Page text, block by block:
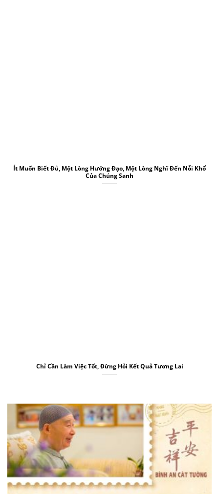
Ít Muốn Biết Đủ, Một Lòng Hướng Đạo, Một Lòng Nghĩ Đến Nỗi Khổ
Của Chúng Sanh
Chỉ Cần Làm Việc Tốt, Đừng Hỏi Kết Quả Tương Lai